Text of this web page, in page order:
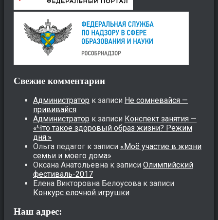
Свежие комментарии
Администратор к записи Не сомневайся —
прививайся
Администратор к записи Конспект занятия —
«Что такое здоровый образ жизни? Режим
дня.»
Ольга педагог к записи «Моё участие в жизни
семьи и моего дома»
Оксана Анатольевна к записи Олимпийский
фестиваль-2017
Елена Викторовна Белоусова к записи
Конкурс елочной игрушки
Наш адрес: